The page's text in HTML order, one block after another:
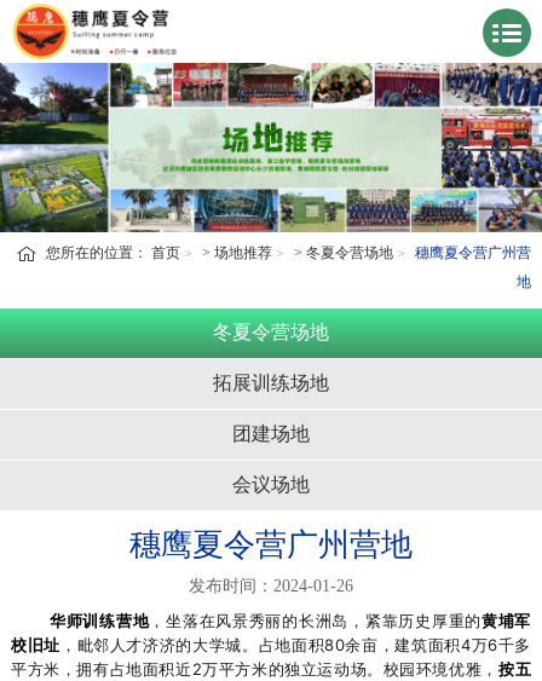
您所在的位置：首页 >场地推荐 >冬夏令营场地
穗鹰夏令营广州营
地
冬夏令营场地
拓展训练场地
团建场地
会议场地
穗鹰夏令营广州营地
发布时间：2024-01-26
华师训练营地，坐落在风景秀丽的长洲岛，紧靠历史厚重的黄埔军
校旧址 ，毗邻人才济济的大学城。占地面积80余亩，建筑面积4万6千多
平方米，拥有占地面积近2万平方米的独立运动场。校园环境优雅， 按五